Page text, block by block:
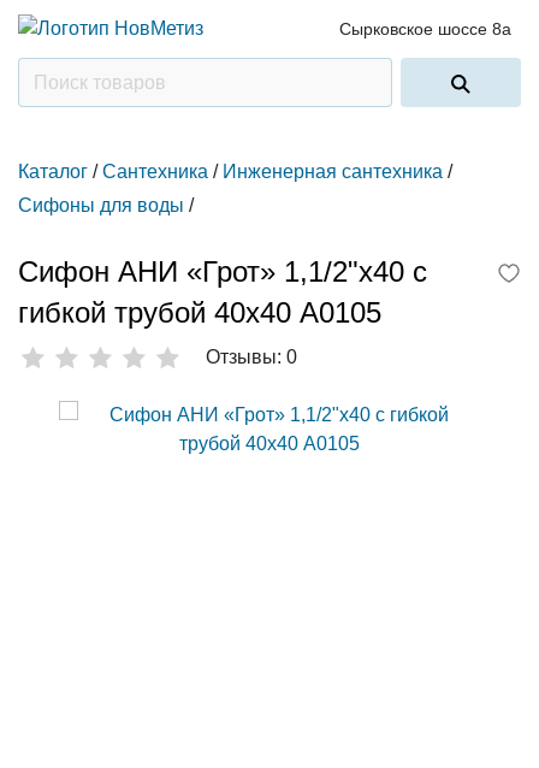
Сырковское шоссе 8а
Каталог / Сантехника / Инженерная сантехника /
Сифоны для воды /
Сифон АНИ «Грот» 1,1/2"х40 с
гибкой трубой 40х40 А0105
Отзывы: 0